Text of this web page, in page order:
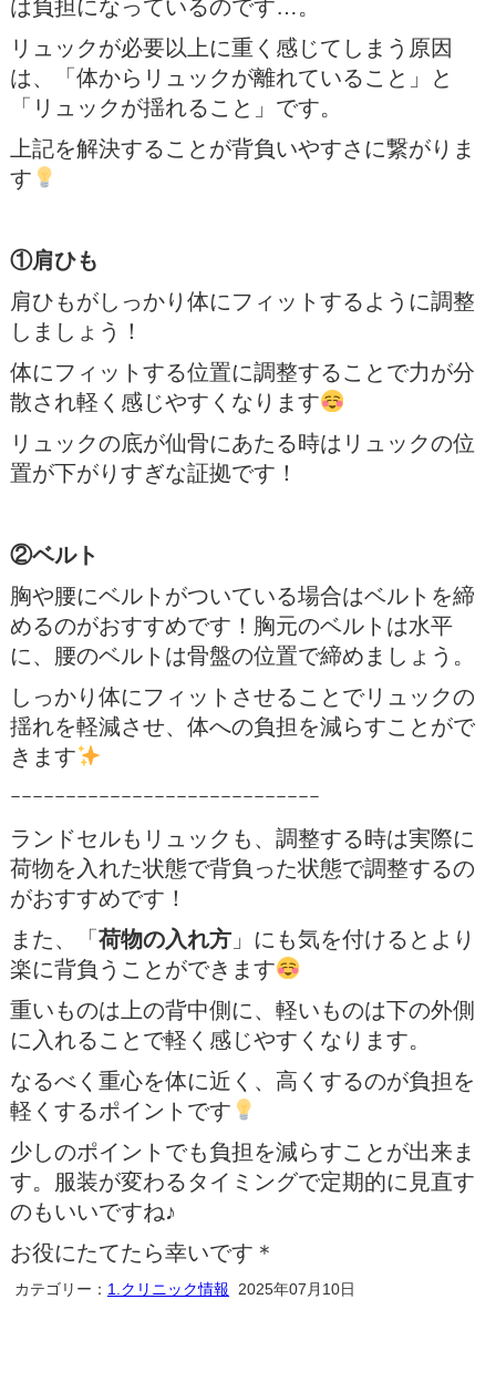
は負担になっているのです…。
リュックが必要以上に重く感じてしまう原因
は、「体からリュックが離れていること」と
「リュックが揺れること」です。
上記を解決することが背負いやすさに繋がりま
す
①肩ひも
肩ひもがしっかり体にフィットするように調整
しましょう！
体にフィットする位置に調整することで力が分
散され軽く感じやすくなります
リュックの底が仙骨にあたる時はリュックの位
置が下がりすぎな証拠です！
②ベルト
胸や腰にベルトがついている場合はベルトを締
めるのがおすすめです！胸元のベルトは水平
に、腰のベルトは骨盤の位置で締めましょう。
しっかり体にフィットさせることでリュックの
揺れを軽減させ、体への負担を減らすことがで
きます
ｰｰｰｰｰｰｰｰｰｰｰｰｰｰｰｰｰｰｰｰｰｰｰｰｰｰｰｰ
ランドセルもリュックも、調整する時は実際に
荷物を入れた状態で背負った状態で調整するの
がおすすめです！
また、「 荷物の入れ方」にも気を付けるとより
楽に背負うことができます
重いものは上の背中側に、軽いものは下の外側
に入れることで軽く感じやすくなります。
なるべく重心を体に近く、高くするのが負担を
軽くするポイントです
少しのポイントでも負担を減らすことが出来ま
す。服装が変わるタイミングで定期的に見直す
のもいいですね♪
お役にたてたら幸いです＊
カテゴリー： 1.クリニック情報 2025年07月10日